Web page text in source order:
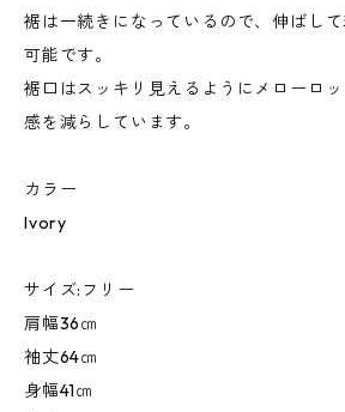
裾は一続きになっているので、伸ばし
可能です。
裾口はスッキリ見えるようにメローロ
感を減らしています。
カラー
Ivory
サイズ:フリー
肩幅36㎝
袖丈64㎝
身幅41㎝